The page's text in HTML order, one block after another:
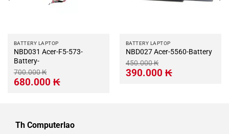
BATTERY LAPTOP
NBD031 Acer-F5-573-
Battery-
700.000₭
Giá
gốc
680.000 ₭Giá
hiện
BATTERY LAPTOP
NBD027 Acer-5560-Battery
450.000₭
Giá
gốc
390.000 ₭Giá
hiện
Th Computerlao